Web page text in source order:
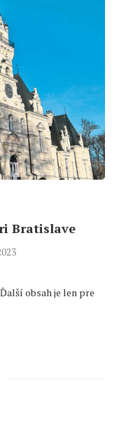
Bratislave
obsah je len pre